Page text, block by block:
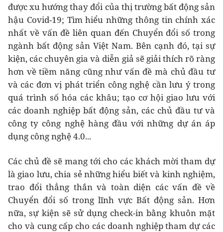
được xu hướng thay đổi của thị trường bất động sản
hậu Covid-19; Tìm hiểu những thông tin chính xác
nhất về vấn đề liên quan đến Chuyển đổi số trong
ngành bất động sản Việt Nam. Bên cạnh đó, tại sự
kiện, các chuyên gia và diễn giả sẽ giải thích rõ ràng
hơn về tiềm năng cũng như vấn đề mà chủ đầu tư
và các đơn vị phát triển công nghệ cần lưu ý trong
quá trình số hóa các khâu; tạo cơ hội giao lưu với
các doanh nghiệp bất động sản, các chủ đầu tư và
công ty công nghệ hàng đầu với những dự án áp
dụng công nghệ 4.0...
Các chủ đề sẽ mang tới cho các khách mời tham dự
là giao lưu, chia sẻ những hiểu biết và kinh nghiệm,
trao đổi thẳng thắn và toàn diện các vấn đề về
Chuyển đổi số trong lĩnh vực Bất động sản. Hơn
nữa, sự kiện sẽ sử dụng check-in bằng khuôn mặt
cho và cung cấp cho các doanh nghiệp tham dự các